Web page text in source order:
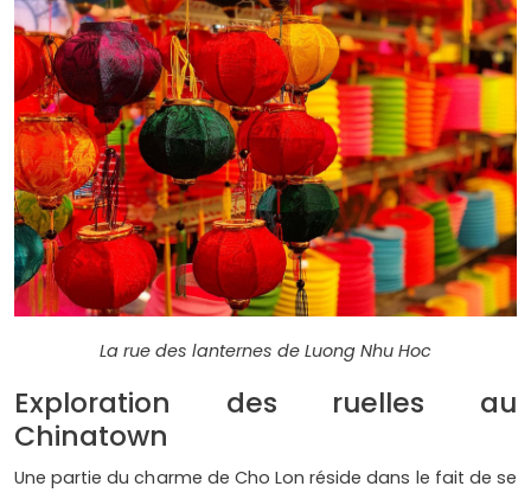
La rue des lanternes de Luong Nhu Hoc
Exploration des ruelles au
Chinatown
Une partie du charme de Cho Lon réside dans le fait de se